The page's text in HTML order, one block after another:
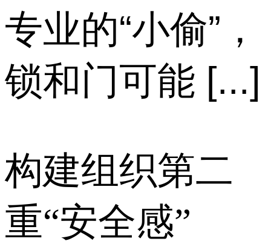
专业的“小偷”，
锁和门可能 [...]
构建组织第二
重“安全感”